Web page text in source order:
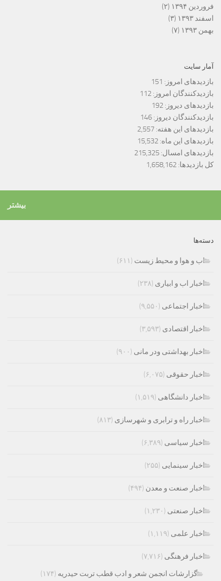
فروردین ۱۳۹۴
(۲)
اسفند ۱۳۹۳
(۳)
بهمن ۱۳۹۳
(۷)
آمار سایت
بازدیدهای امروز: 151
بازدیدکنندگان امروز: 112
بازدیدهای دیروز: 192
بازدیدکنندگان دیروز: 146
بازدیدهای این هفته: 2,557
بازدیدهای این ماه: 15,532
بازدیدهای امسال: 215,325
کل بازدیدها: 1,658,162
بیشتر
دسته‌ها
اب و هوا و محیط زیست (۶۱۱)
اخبار اب و ابیاری (۲۳۸)
اخبار اجتماعی (۹,۵۵۰)
اخبار اقتصادی (۳,۵۹۳)
اخبار بهداشتی ودر مانی (۹۰۰)
اخبار حقوقی (۶,۰۷۵)
اخبار دانشگاهی (۱,۵۱۹)
اخبار راه و ترابری و شهرسازی (۸۱۳)
اخبار سیاسی (۶,۳۸۹)
اخبار سینمایی (۲۵۵)
اخبار صنعت و معدن (۴۹۴)
اخبار صنعتی (۱,۲۳۰)
اخبار علمی (۱,۱۱۹)
اخبار فرهنگی (۷,۷۱۶)
گزارشات انجمن شعر و ادب قطب تربت حیدریه (۱۷۴)